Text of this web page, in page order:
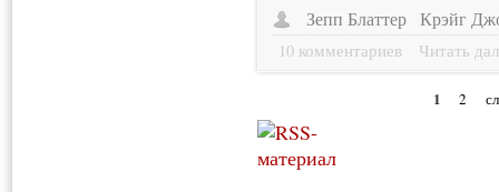
Зепп Блаттер Крэйг
10 комментариев Читать
1 2